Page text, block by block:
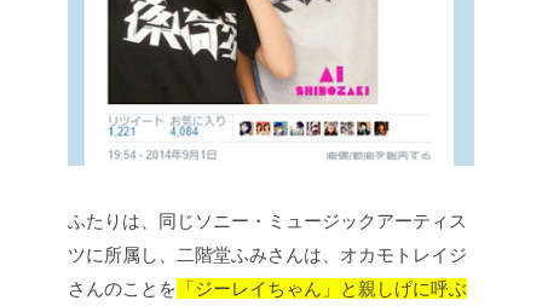
ふたりは、同じソニー・ ミュージックアーティス
ツに所属し、二階堂ふみさんは、オカモトレイジ
さんのことを 「ジーレイちゃん」と親しげに呼ぶ